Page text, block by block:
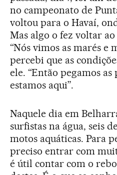
no campeonato de
voltou para o Havaí,
Mas algo o fez voltar ao
“Nós vimos as marés e
percebi que as
ele. “Então pegamos as
estamos aqui”.
Naquele dia em
surfistas na água, seis
motos aquáticas. Para
preciso entrar com
é útil contar com o